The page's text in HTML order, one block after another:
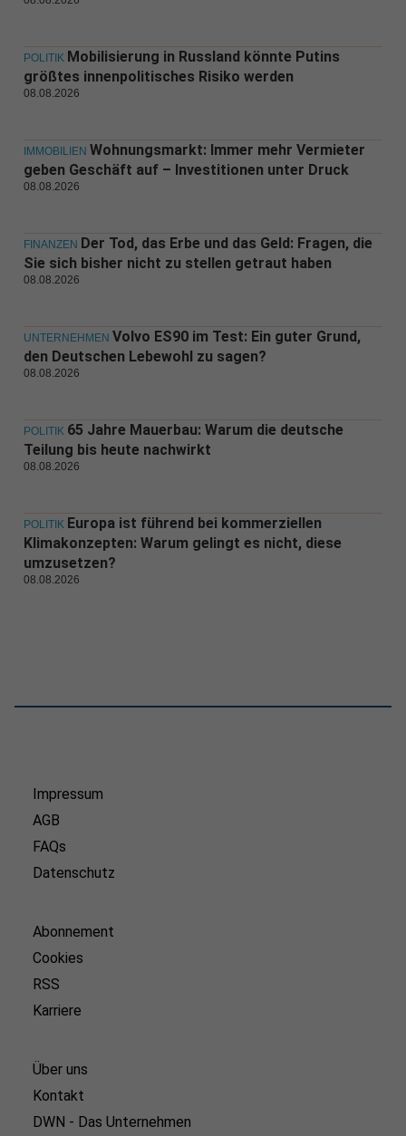
POLITIK Mobilisierung in Russland könnte Putins
größtes innenpolitisches Risiko werden
08.08.2026
IMMOBILIEN Wohnungsmarkt: Immer mehr Vermieter
geben Geschäft auf – Investitionen unter Druck
08.08.2026
FINANZEN Der Tod, das Erbe und das Geld: Fragen, die
Sie sich bisher nicht zu stellen getraut haben
08.08.2026
UNTERNEHMEN Volvo ES90 im Test: Ein guter Grund,
den Deutschen Lebewohl zu sagen?
08.08.2026
POLITIK 65 Jahre Mauerbau: Warum die deutsche
Teilung bis heute nachwirkt
08.08.2026
POLITIK Europa ist führend bei kommerziellen
Klimakonzepten: Warum gelingt es nicht, diese
umzusetzen?
08.08.2026
Impressum
AGB
FAQs
Datenschutz
Abonnement
Cookies
RSS
Karriere
Über uns
Kontakt
DWN - Das Unternehmen